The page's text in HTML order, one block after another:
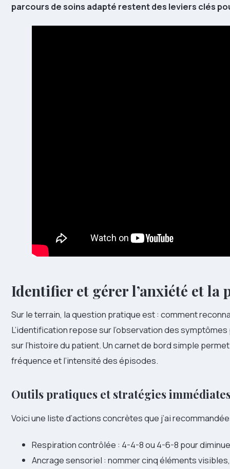
parcours de soins adapté restent des leviers clés
Identifier et gérer l’anxiété et la
Sur le terrain, la question pratique est : comment
L’identification repose sur l’observation des
sur l’histoire du patient. Un carnet de bord simple
fréquence et l’intensité des épisodes.
Outils pratiques et stratégies
Voici une liste d’actions concrètes que j’ai
Respiration contrôlée : 4-4-8 ou 4-6-8 pour
Ancrage sensoriel : nommer cinq éléments